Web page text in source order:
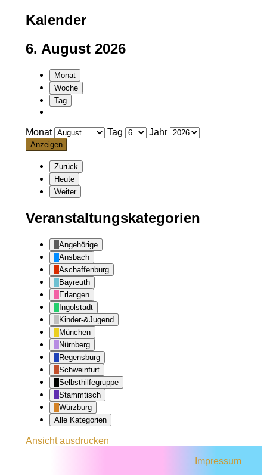
Kalender
6. August 2026
Monat
Woche
Tag
Monat Tag Jahr
Zurück
Heute
Weiter
Veranstaltungskategorien
Angehörige
Ansbach
Aschaffenburg
Bayreuth
Erlangen
Ingolstadt
Kinder-&Jugend
München
Nürnberg
Regensburg
Schweinfurt
Selbsthilfegruppe
Stammtisch
Würzburg
Alle Kategorien
Ansichtausdrucken
Impressum